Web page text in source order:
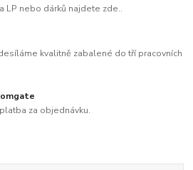
LP nebo dárků najdete zde..
kvalitně zabalené do tří pracovních
za objednávku.